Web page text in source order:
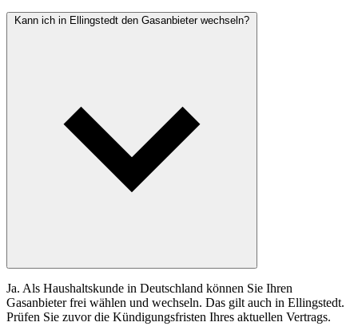
Kann ich in Ellingstedt den Gasanbieter wechseln?
Ja. Als Haushaltskunde in Deutschland können Sie Ihren
Gasanbieter frei wählen und wechseln. Das gilt auch in Ellingstedt.
Prüfen Sie zuvor die Kündigungsfristen Ihres aktuellen Vertrags.